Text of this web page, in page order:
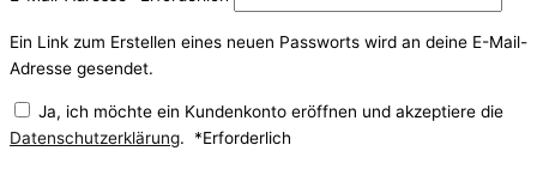
Ein Link zum Erstellen eines neuen Passworts wird an deine E-Mail-
Adresse gesendet.
Ja, ich möchte ein Kundenkonto eröffnen und akzeptiere die
Datenschutzerklärung. *Erforderlich